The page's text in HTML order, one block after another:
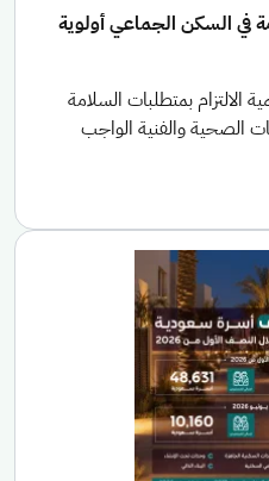
في السكن الجماعي أولوية
الالتزام بمتطلبات السلامة
الصحية والفنية الواجب